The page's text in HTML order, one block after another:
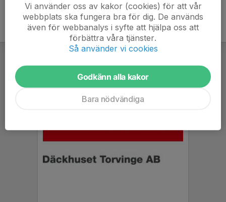
Vi använder oss av kakor (cookies) för att vår
webbplats ska fungera bra för dig. De används
även för webbanalys i syfte att hjälpa oss att
förbättra våra tjänster.
Så använder vi cookies
Godkänn alla kakor
Bara nödvändiga